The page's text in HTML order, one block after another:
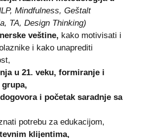
Mindfulness, Geštalt
TA, Design Thinking)
veštine, kako motivisati i
i kako unaprediti
u 21. veku, formiranje i
i početak saradnje sa
potrebu za edukacijom,
klijentima,